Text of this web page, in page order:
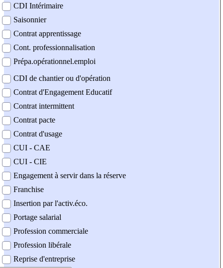
CDI Intérimaire
Saisonnier
Contrat apprentissage
Cont. professionnalisation
Prépa.opérationnel.emploi
CDI de chantier ou d'opération
Contrat d'Engagement Educatif
Contrat intermittent
Contrat pacte
Contrat d'usage
CUI - CAE
CUI - CIE
Engagement à servir dans la réserve
Franchise
Insertion par l'activ.éco.
Portage salarial
Profession commerciale
Profession libérale
Reprise d'entreprise